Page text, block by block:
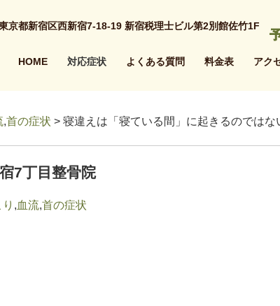
京都新宿区西新宿7-18-19 新宿税理士ビル第2別館佐竹1F
HOME 対応症状 よくある質問 料金表 アク
,首の症状 > 寝違えは「寝ている間」に起きるのでは
7丁目整骨院
,血流,首の症状